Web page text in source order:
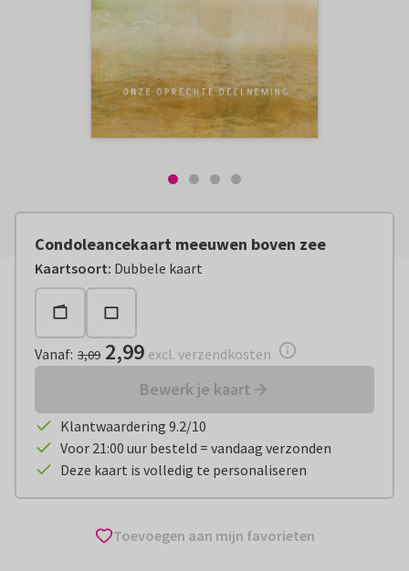
Condoleancekaart meeuwen boven zee
Kaartsoort: Dubbele kaart
Vanaf: € 2,99 excl. verzendkosten
Vanaf: 3,09 2,99 excl. verzendkosten
Bewerk je kaart
Klantwaardering 9.2/10
Voor 21:00 uur besteld = vandaag verzonden
Deze kaart is volledig te personaliseren
Toevoegen aan mijn favorieten